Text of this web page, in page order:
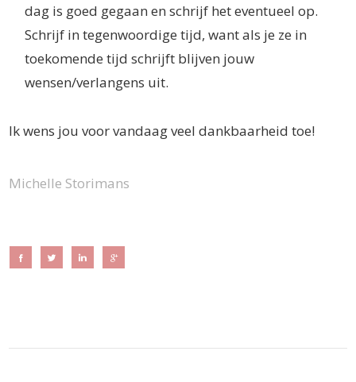
dag is goed gegaan en schrijf het eventueel op.
Schrijf in tegenwoordige tijd, want als je ze in
toekomende tijd schrijft blijven jouw
wensen/verlangens uit.
Ik wens jou voor vandaag veel dankbaarheid toe!
Michelle Storimans